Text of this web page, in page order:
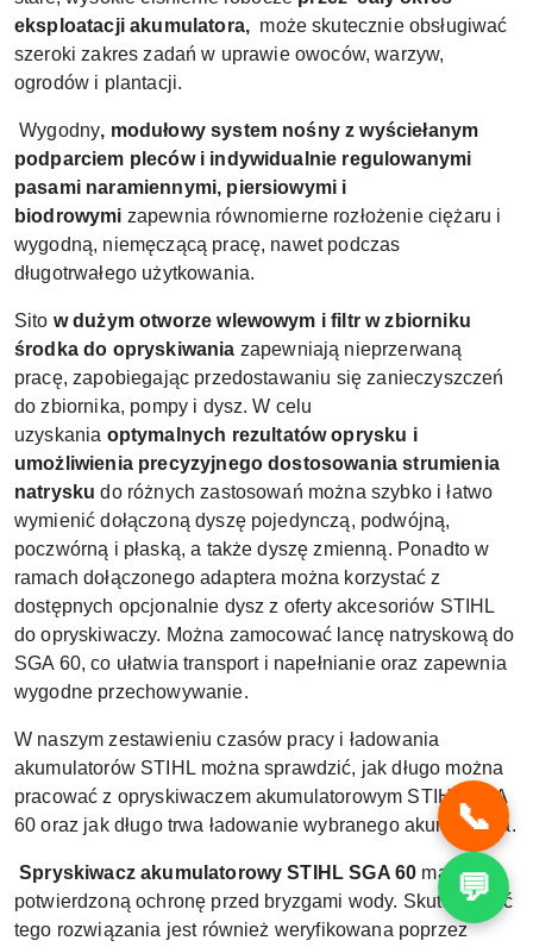
📞
💬
eksploatacji akumulatora, może skutecznie obsługiwać
szeroki zakres zadań w uprawie owoców, warzyw,
ogrodów i plantacji.
Wygodny, modułowy system nośny z wyściełanym
podparciem pleców i indywidualnie regulowanymi
pasami naramiennymi, piersiowymi i
biodrowymi zapewnia równomierne rozłożenie ciężaru i
wygodną, niemęczącą pracę, nawet podczas
długotrwałego użytkowania.
Sito w dużym otworze wlewowym i filtr w zbiorniku
środka do opryskiwania zapewniają nieprzerwaną
pracę, zapobiegając przedostawaniu się zanieczyszczeń
do zbiornika, pompy i dysz. W celu
uzyskania optymalnych rezultatów oprysku i
umożliwienia precyzyjnego dostosowania strumienia
natrysku do różnych zastosowań można szybko i łatwo
wymienić dołączoną dyszę pojedynczą, podwójną,
poczwórną i płaską, a także dyszę zmienną. Ponadto w
ramach dołączonego adaptera można korzystać z
dostępnych opcjonalnie dysz z oferty akcesoriów STIHL
do opryskiwaczy. Można zamocować lancę natryskową do
SGA 60, co ułatwia transport i napełnianie oraz zapewnia
wygodne przechowywanie.
W naszym zestawieniu czasów pracy i ładowania
akumulatorów STIHL można sprawdzić, jak długo można
pracować z opryskiwaczem akumulatorowym STIHL SGA
60 oraz jak długo trwa ładowanie wybranego akumulatora.
Spryskiwacz akumulatorowy STIHL SGA 60 ma
potwierdzoną ochronę przed bryzgami wody. Skuteczność
tego rozwiązania jest również weryfikowana poprzez